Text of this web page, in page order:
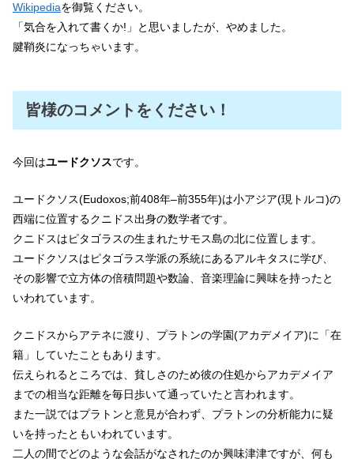
Wikipediaを御覧ください。
「気合を入れて書くか!」と思いましたが、やめました。
腱鞘炎になっちゃいます。
皆様のコメントをください！
今回はユードクソスです。
ユードクソス(Eudoxos;前408年–前355年)は小アジア(現トルコ)の
西端に位置するクニドス出身の数学者です。
クニドスはピタゴラスの生まれたサモス島の北に位置します。
ユードクソスはピタゴラス学派の系統にあるアルキタスに学び、
その影響で立方体の倍積問題や数論、音楽理論に興味を持ったと
いわれています。
クニドスからアテネに渡り、プラトンの学園(アカデメイア)に「在
籍」していたこともあります。
伝えられるところでは、貧しさのため彼の住処からアカデメイア
までの相当な距離を毎日歩いて通っていたと言われます。
また一説ではプラトンと意見が合わず、プラトンの分析能力に疑
いを持ったともいわれています。
二人の間でどのような会話がなされたのか興味津津ですが、何も